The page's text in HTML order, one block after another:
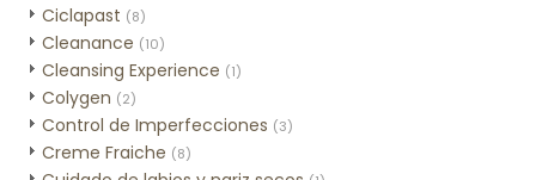
Ciclapast (8)
Cleanance (10)
Cleansing Experience (1)
Colygen (2)
Control de Imperfecciones (3)
Creme Fraiche (8)